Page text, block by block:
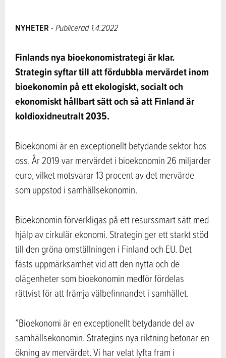
NYHETER - Publicerad 1.4.2022
Finlands nya bioekonomistrategi är klar.
Strategin syftar till att fördubbla mervärdet inom
bioekonomin på ett ekologiskt, socialt och
ekonomiskt hållbart sätt och så att Finland är
koldioxidneutralt 2035.
Bioekonomi är en exceptionellt betydande sektor hos
oss. År 2019 var mervärdet i bioekonomin 26 miljarder
euro, vilket motsvarar 13 procent av det mervärde
som uppstod i samhällsekonomin.
Bioekonomin förverkligas på ett resurssmart sätt med
hjälp av cirkulär ekonomi. Strategin ger ett starkt stöd
till den gröna omställningen i Finland och EU. Det
fästs uppmärksamhet vid att den nytta och de
olägenheter som bioekonomin medför fördelas
rättvist för att främja välbefinnandet i samhället.
”Bioekonomi är en exceptionellt betydande del av
samhällsekonomin. Strategins nya riktning betonar en
ökning av mervärdet. Vi har velat lyfta fram i